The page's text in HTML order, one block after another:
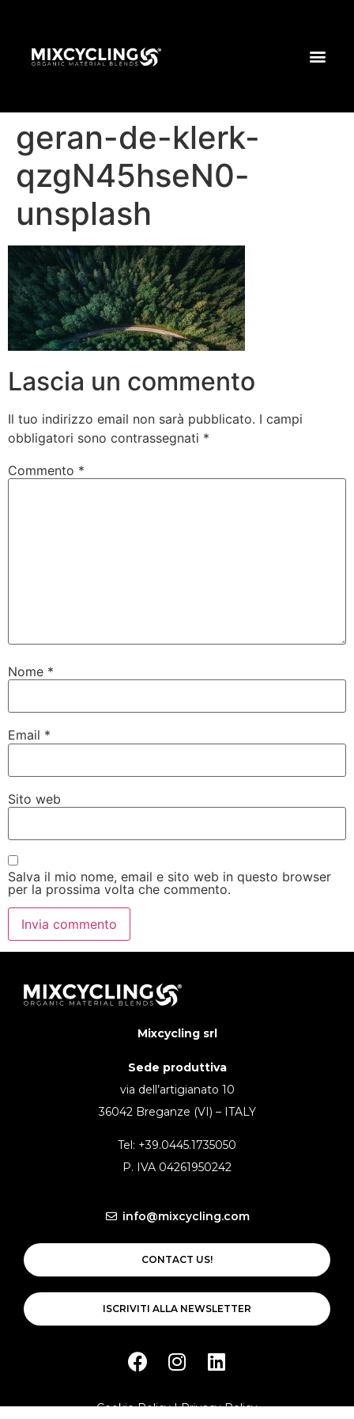
geran-de-klerk-
qzgN45hseN0-
unsplash
Lascia un commento
Il tuo indirizzo email non sarà pubblicato. I campi
obbligatori sono contrassegnati *
Commento *
Nome *
Email *
Sito web
Salva il mio nome, email e sito web in questo browser
per la prossima volta che commento.
Mixcycling srl
Sede produttiva
via dell’artigianato 10
36042 Breganze (VI) – ITALY
Tel: +39.0445.1735050
P. IVA 04261950242
info@mixcycling.com
CONTACT US!
ISCRIVITI ALLA NEWSLETTER
Cookie Policy|Privacy Policy